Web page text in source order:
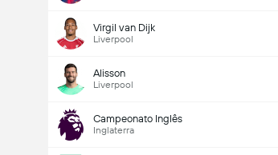
Virgil van Dijk
Liverpool
Alisson
Liverpool
Campeonato Inglês
Inglaterra